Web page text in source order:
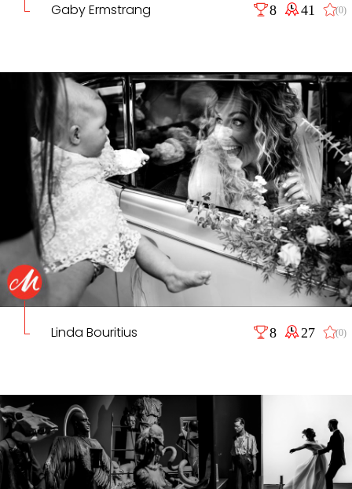
Gaby Ermstrang 8 41 (0)
Linda Bouritius 8 27 (0)